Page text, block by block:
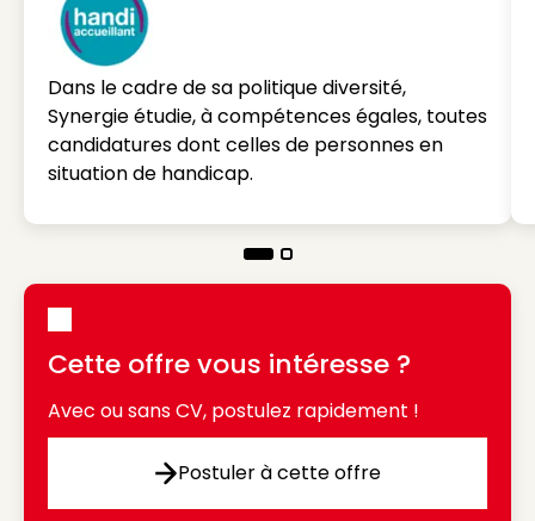
Dans le cadre de sa politique diversité,
Synergie étudie, à compétences égales, toutes
candidatures dont celles de personnes en
situation de handicap.
Cette offre vous intéresse ?
Avec ou sans CV, postulez rapidement !
Postuler à cette offre
Postuler à cette offre